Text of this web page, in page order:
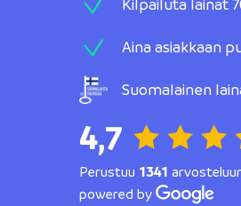
Kilpailuta lainat
Aina asiakkaan
Suomalainen
4,7
Perustuu 1341
powered by